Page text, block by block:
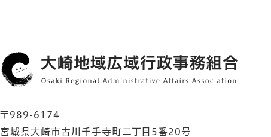
〒989-6174
宮城県大崎市古川千手寺町二丁目5番20号